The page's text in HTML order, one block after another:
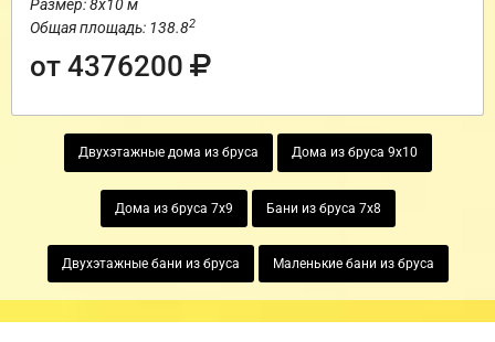
Размер: 8х10 м
Общая площадь: 138.82
от 4376200
Двухэтажные дома из бруса Дома из бруса 9х10
Дома из бруса 7х9 Бани из бруса 7х8
Двухэтажные бани из бруса Маленькие бани из бруса